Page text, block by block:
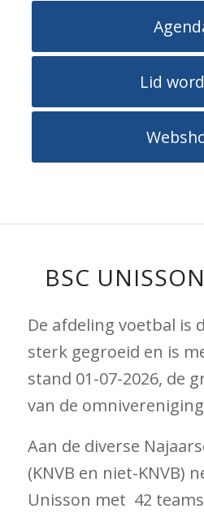
Lid
BSC
De afdeling voetbal is
sterk gegroeid en is
stand 01-07-2026, de
van de omnivereniging
Aan de diverse
(KNVB en niet-KNVB)
Unisson met 42